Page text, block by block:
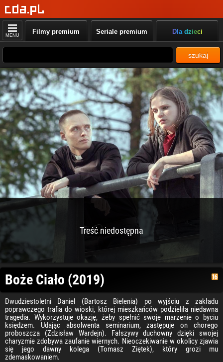
MENU Filmy premium Seriale premium Dla dzieci
szukaj
Treść niedostępna
Boże Ciało (2019)
Dwudziestoletni Daniel (Bartosz Bielenia) po wyjściu z zakładu
poprawczego trafia do wioski, której mieszkańców podzieliła niedawna
tragedia. Wykorzystuje okazję, żeby spełnić swoje marzenie o byciu
księdzem. Udając absolwenta seminarium, zastępuje on chorego
proboszcza (Zdzisław Wardejn). Fałszywy duchowny dzięki swojej
charyzmie zdobywa zaufanie wiernych. Nieoczekiwanie w okolicy zjawia
się jego dawny kolega (Tomasz Ziętek), który grozi mu
zdemaskowaniem.